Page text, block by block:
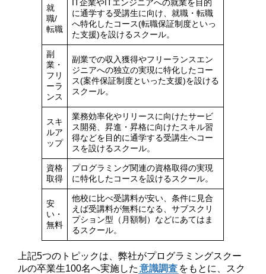
就
職/
転職
IT企業やITエンジニアへの就業を目的
に通学する受講生に向け、就職・転職
へ特化したコース(転職保証制度といっ
た支援)を設けるスクール。
副
業・
フリ
ーラ
ンス
副業での収入獲得やフリーランスエン
ジニアへの独立の実現に特化したコー
ス(案件保証制度といった支援)を設ける
スクール。
スキ
ルア
ップ
業務効率化やリリースに向けたサービ
ス開発、昇進・昇格に向けたスキル習
得などを目的に通学する受講生へコー
スを設けるスクール。
資格
取得
プログラミング関連の資格取得の実現
に特化したコースを設けるスクール。
安
い・
無料
他校に比べ受講料が安い、条件に見合
えば受講料が無料になる、サブスクリ
プション型（月額制）などにあてはま
るスクール。
上記5つのトピックは、弊社がプログラミングスクー
ルの卒業生100名へ実施した 意識調査 をもとに、スク